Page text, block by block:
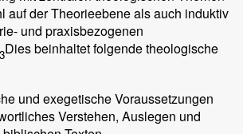
auf der Theorieebene als auch induktiv
und praxisbezogenen
3Dies beinhaltet folgende theologische
und exegetische Voraussetzungen
Verstehen, Auslegen und